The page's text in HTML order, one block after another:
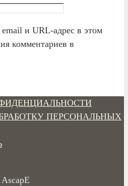
и URL-адрес в этом
комментариев в
ПЕРСОНАЛЬНЫХ